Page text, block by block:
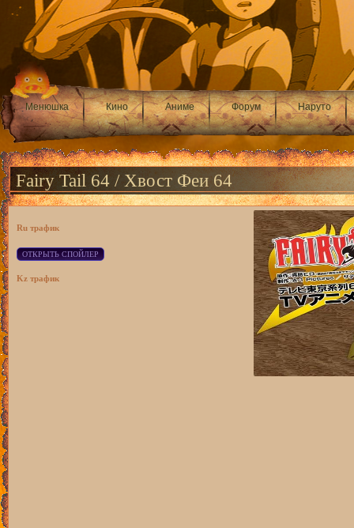
Менюшка Кино Аниме Форум Наруто
Fairy Tail 64 / Хвост Феи 64
Ru трафик
Kz трафик